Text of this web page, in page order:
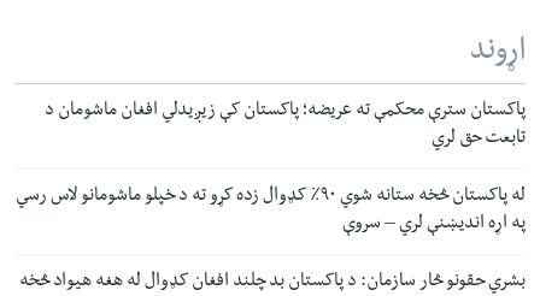
اړوند
پاکستان سترې محکمې ته عریضه؛ پاکستان کې زیږیدلي افغان ماشومان د
تابعت حق لري
له پاکستان څخه ستانه شوي ۹۰٪ کډوال زده کړو ته د خپلو ماشومانو لاس رسي
په اړه اندیښنې لري – سروې
بشري حقونو څار سازمان: د پاکستان بد چلند افغان کډوال له هغه هیواد څخه